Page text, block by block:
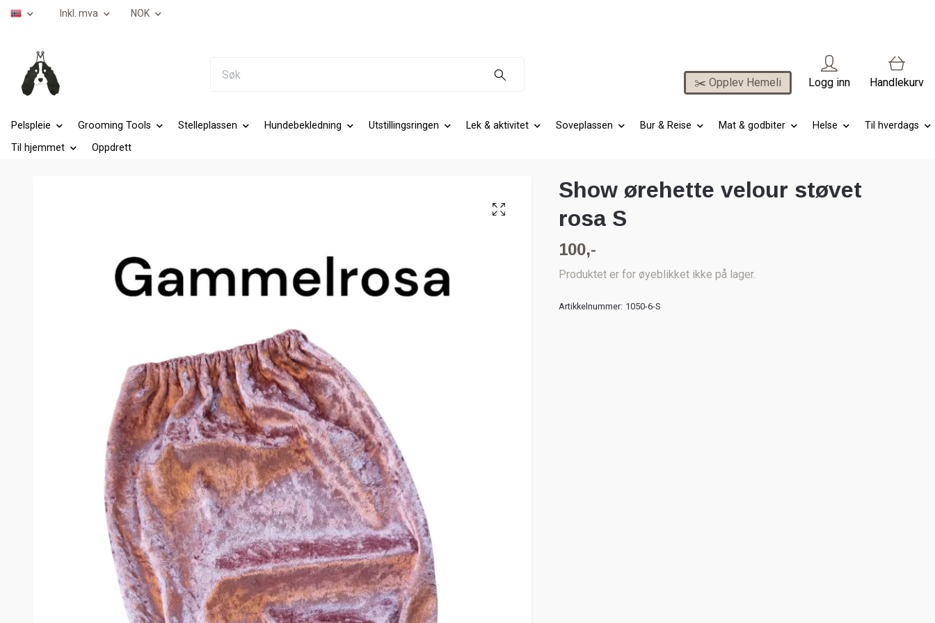
Inkl. mva NOK
✂️ Opplev Hemeli Logg inn Handlekurv
Pelspleie Grooming Tools Stelleplassen Hundebekledning Utstillingsringen Lek & aktivitet Soveplassen Bur & Reise Mat & godbiter Helse
Til hverdags
Til hjemmet
Oppdrett
Show ørehette velour støvet
rosa S
100,-
Produktet er for øyeblikket ikke på lager.
Artikkelnummer: 1050-6-S